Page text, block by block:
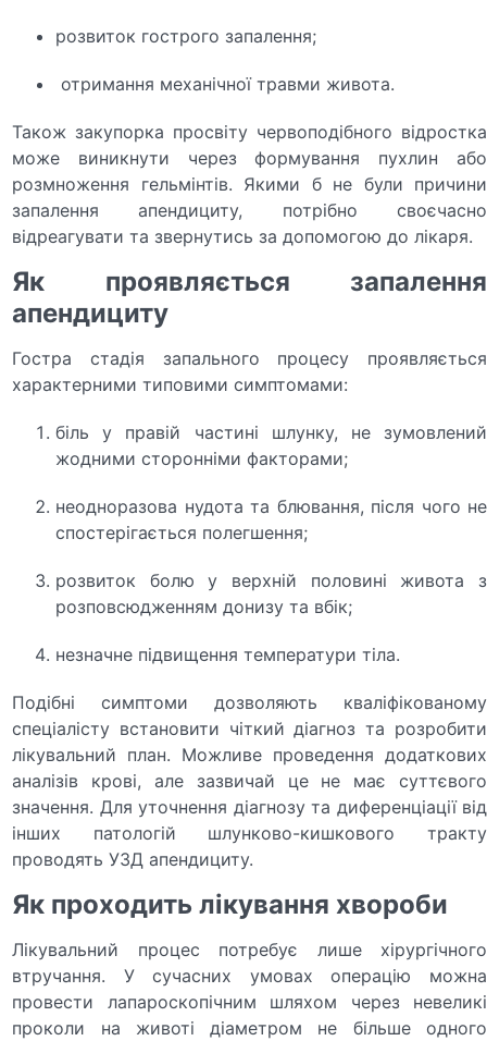
розвиток гострого запалення;
отримання механічної травми живота.
Також закупорка просвіту червоподібного відростка
може виникнути через формування пухлин або
розмноження гельмінтів. Якими б не були причини
запалення апендициту, потрібно своєчасно
відреагувати та звернутись за допомогою до лікаря.
Як проявляється запалення
апендициту
Гостра стадія запального процесу проявляється
характерними типовими симптомами:
біль у правій частині шлунку, не зумовлений
жодними сторонніми факторами;
неодноразова нудота та блювання, після чого не
спостерігається полегшення;
розвиток болю у верхній половині живота з
розповсюдженням донизу та вбік;
незначне підвищення температури тіла.
Подібні симптоми дозволяють кваліфікованому
спеціалісту встановити чіткий діагноз та розробити
лікувальний план. Можливе проведення додаткових
аналізів крові, але зазвичай це не має суттєвого
значення. Для уточнення діагнозу та диференціації від
інших патологій шлунково-кишкового тракту
проводять УЗД апендициту.
Як проходить лікування хвороби
Лікувальний процес потребує лише хірургічного
втручання. У сучасних умовах операцію можна
провести лапароскопічним шляхом через невеликі
проколи на животі діаметром не більше одного